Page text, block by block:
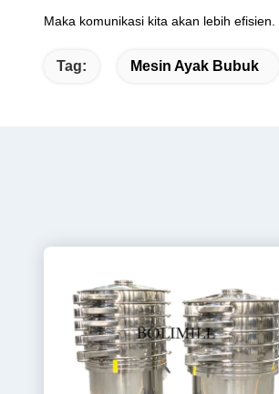
Maka komunikasi kita akan lebih efisien.
Tag: Mesin Ayak Bubuk